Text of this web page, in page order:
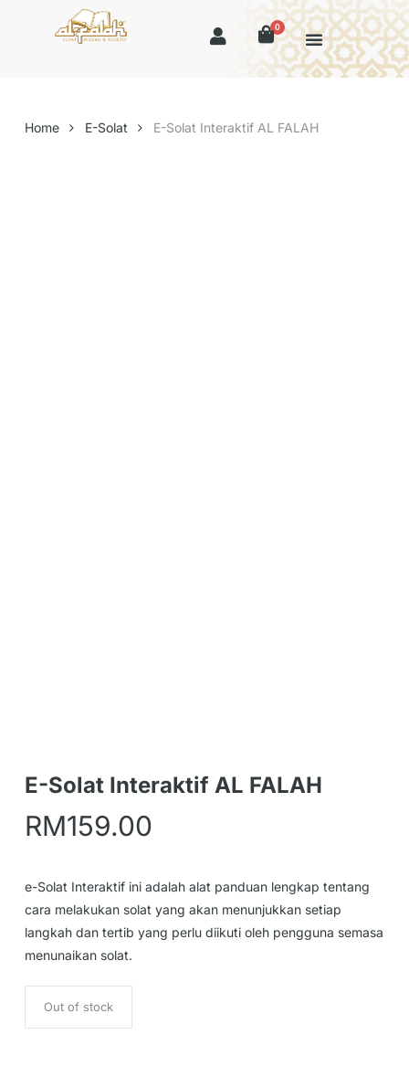
0
Home E-Solat E-Solat Interaktif AL FALAH
E-Solat Interaktif AL FALAH
RM159.00
e-Solat Interaktif ini adalah alat panduan lengkap tentang
cara melakukan solat yang akan menunjukkan setiap
langkah dan tertib yang perlu diikuti oleh pengguna semasa
menunaikan solat.
Out of stock